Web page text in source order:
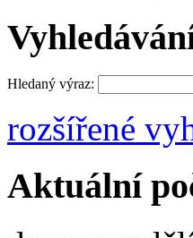
Hledaný výraz:
rozšířené
Aktuální